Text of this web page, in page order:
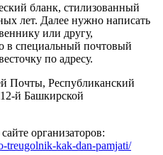
бланк, стилизованный
лет. Далее нужно написать
или другу,
в специальный почтовый
по адресу.
Почты, Республиканский
й Башкирской
организаторов:
treugolnik-kak-dan-pamjati/